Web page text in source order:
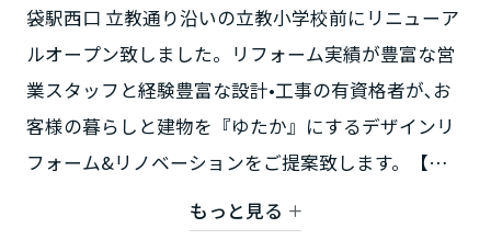
ミサワアイデンティティ
袋駅西口 立教通り沿いの立教小学校前にリニューア
ルオープン致しました。リフォーム実績が豊富な営
業スタッフと経験豊富な設計•工事の有資格者が､お
客様の暮らしと建物を『ゆたか』にするデザインリ
フォーム&リノベーションをご提案致します。【対
象建物】ビル•一戸建て•マンション
【対象地域】豊島区、板橋区、文京区、北区、中央
もっと見る
甲信越・北陸
富山県